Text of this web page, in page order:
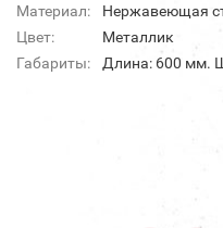
Материал:
Нержавеющая
Цвет:
Металлик
Габариты:
Длина: 600 мм.